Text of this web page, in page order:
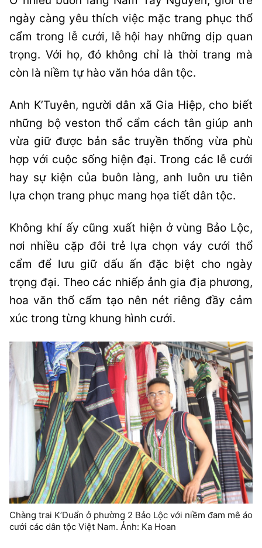
ngày càng yêu thích việc mặc trang phục thổ
cẩm trong lễ cưới, lễ hội hay những dịp quan
trọng. Với họ, đó không chỉ là thời trang mà
còn là niềm tự hào văn hóa dân tộc.
Anh K’Tuyên, người dân xã Gia Hiệp, cho biết
những bộ veston thổ cẩm cách tân giúp anh
vừa giữ được bản sắc truyền thống vừa phù
hợp với cuộc sống hiện đại. Trong các lễ cưới
hay sự kiện của buôn làng, anh luôn ưu tiên
lựa chọn trang phục mang họa tiết dân tộc.
Không khí ấy cũng xuất hiện ở vùng Bảo Lộc,
nơi nhiều cặp đôi trẻ lựa chọn váy cưới thổ
cẩm để lưu giữ dấu ấn đặc biệt cho ngày
trọng đại. Theo các nhiếp ảnh gia địa phương,
hoa văn thổ cẩm tạo nên nét riêng đầy cảm
xúc trong từng khung hình cưới.
Chàng trai K’Duẩn ở phường 2 Bảo Lộc với niềm đam mê áo
cưới các dân tộc Việt Nam. Ảnh: Ka Hoan